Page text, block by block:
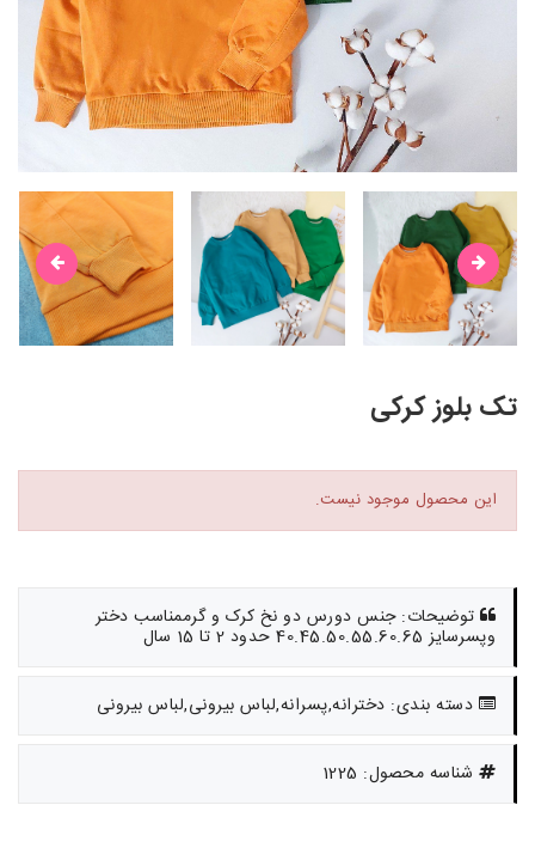
تک بلوز کرکی
این محصول موجود نیست.
توضیحات: جنس دورس دو نخ کرک و گرممناسب دختر
وپسرسایز 40.45.50.55.60.65 حدود 2 تا 15 سال
دسته بندی: دخترانه,پسرانه,لباس بیرونی,لباس بیرونی
شناسه محصول: 1225